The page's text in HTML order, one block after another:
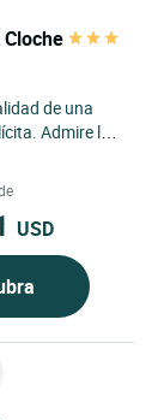
Cloche
de una
Admire las
USD